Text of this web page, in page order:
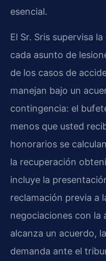
esencial.
El Sr. Sris supervisa
cada asunto de
de los casos de
manejan bajo un
contingencia: el
menos que usted
honorarios se
la recuperación
incluye la
reclamación previa a
negociaciones con la
alcanza un acuerdo,
demanda ante el